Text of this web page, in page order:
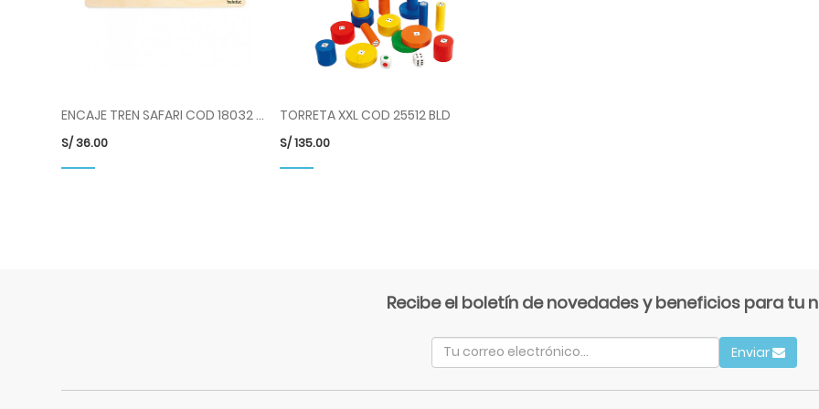
ENCAJE TREN SAFARI COD 18032 BLD
S/36.00
TORRETA XXL COD 25512 BLD
S/135.00
Recibe el boletín de novedades y beneficios para tu
Enviar